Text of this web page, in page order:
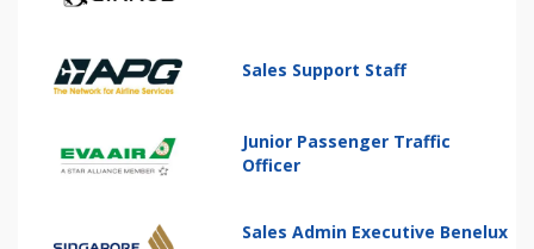
Sales Support Staff
Junior Passenger Traffic
Officer
Sales Admin Executive Benelux